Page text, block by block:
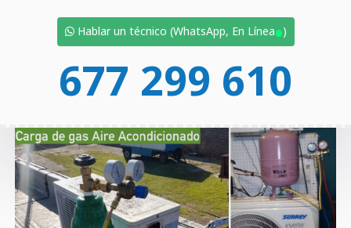
Hablar un técnico (WhatsApp, En Línea•)
677 299 610